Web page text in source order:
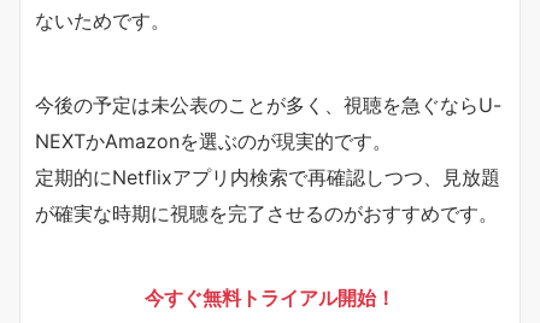
ないためです。
今後の予定は未公表のことが多く、視聴を急ぐならU-
NEXTかAmazonを選ぶのが現実的です。
定期的にNetflixアプリ内検索で再確認しつつ、見放題
が確実な時期に視聴を完了させるのがおすすめです。
今すぐ無料トライアル開始！